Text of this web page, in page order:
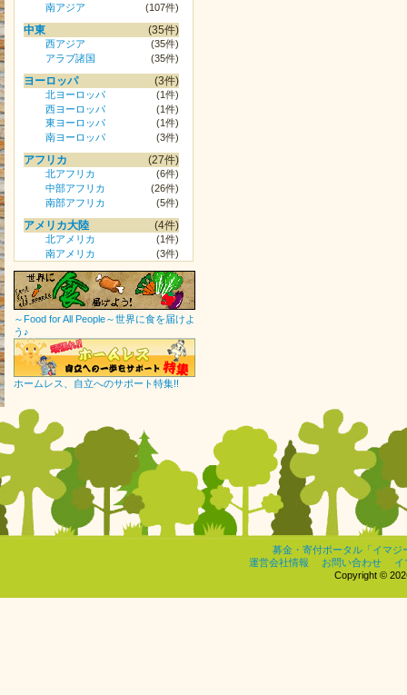
南アジア
(107件)
中東 (35件)
西アジア
(35件)
アラブ諸国
(35件)
ヨーロッパ (3件)
北ヨーロッパ
(1件)
西ヨーロッパ
(1件)
東ヨーロッパ
(1件)
南ヨーロッパ
(3件)
アフリカ (27件)
北アフリカ
(6件)
中部アフリカ
(26件)
南部アフリカ
(5件)
アメリカ大陸 (4件)
北アメリカ
(1件)
南アメリカ
(3件)
～Food for All People～世界に食を届けよ
う♪
ホームレス、自立へのサポート特集!!
募金・寄付ポータル「イマジ
運営会社情報
お問い合わせ
イ
Copyright ©